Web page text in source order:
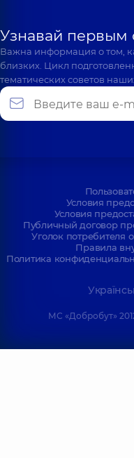
Узнавай первым
Важна информация о том,
близких. Цикл
тематических советов
Условия
Условия
Публичный договор
Уголок потребителя
Правила
Политика
МС «Добробут»